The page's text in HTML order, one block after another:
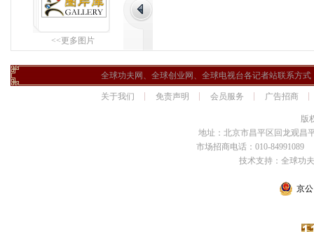
<<更多图片
全球功夫网、全球创业网、全球电视台各记者站联系方式
关于我们 免责声明 会员服务 广告招商
版
地址：北京市昌平区回龙观昌
市场招商电话：010-84991089
技术支持：全球
京公